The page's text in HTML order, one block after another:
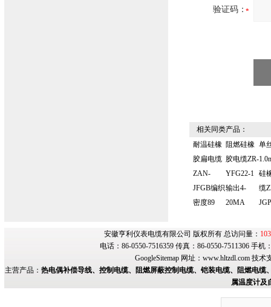
验证码：
相关同类产品：
耐温硅橡
胶扁电缆
ZAN-
JFGB编织
密度89
阻燃硅橡
胶电缆ZR-
YFG22-1
输出4-
20MA
单
硅
缆
安徽亨利仪表电缆有限公司 版权所有 总访问量：
电话：86-0550-7516359 传真：86-0550-7511306 手
GoogleSitemap网址： www.hltzdl.com技术
主营产品： 热电偶补偿导线、控制电缆、阻燃屏蔽控制电缆、铠装电缆、阻燃电
属温度计及